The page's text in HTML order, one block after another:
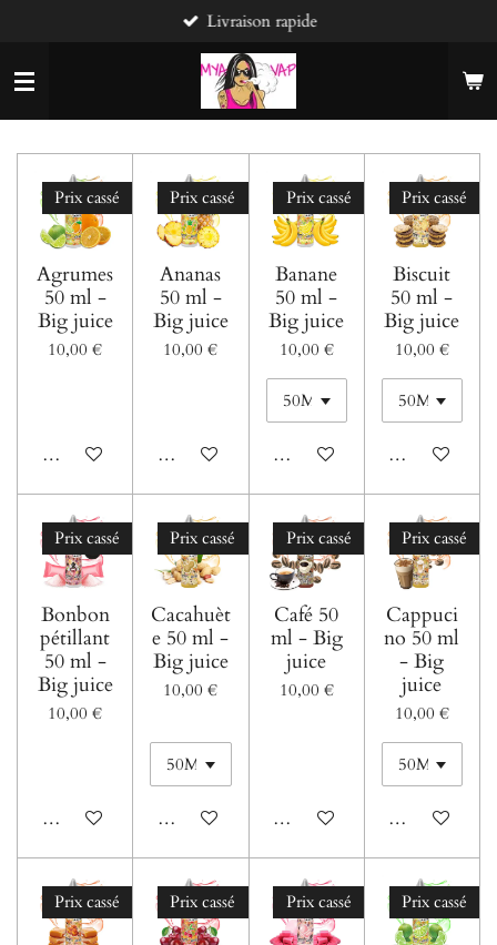
contenu
principal
Livraison rapide
Prix cassé
Agrumes
50 ml -
Big juice
10,00 €
Ajouter au panier
Prix cassé
Ananas
50 ml -
Big juice
10,00 €
Ajouter au panier
Prix cassé
Banane
50 ml -
Big juice
10,00 €
Ajouter au panier
Prix cassé
Biscuit
50 ml -
Big juice
10,00 €
Ajouter au
Prix cassé
Bonbon
pétillant
50 ml -
Big juice
10,00 €
Ajouter au panier
Prix cassé
Cacahuèt
e 50 ml -
Big juice
10,00 €
Ajouter au panier
Prix cassé
Café 50
ml - Big
juice
10,00 €
Ajouter au panier
Prix cassé
Cappuci
no 50 ml
- Big
juice
10,00 €
Ajouter au
Prix cassé Prix cassé Prix cassé Prix cassé